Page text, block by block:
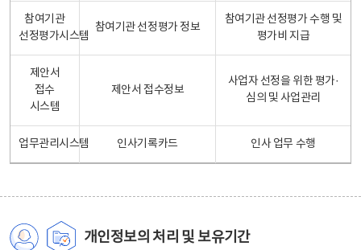
참여기관
선정평가시스템
참여기관 선정평가 정보
참여기관 선정평가 수행 및
평가비 지급
제안서
접수
시스템
제안서 접수정보
사업자 선정을 위한 평가·
심의 및 사업관리
업무관리시스템 인사기록카드 인사 업무 수행
개인정보의 처리 및 보유기간